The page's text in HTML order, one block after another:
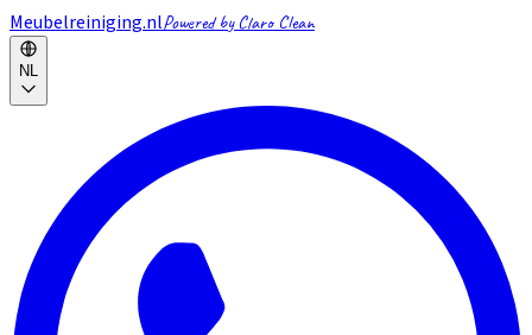
Meubelreiniging.nlPowered by Claro Clean
NL